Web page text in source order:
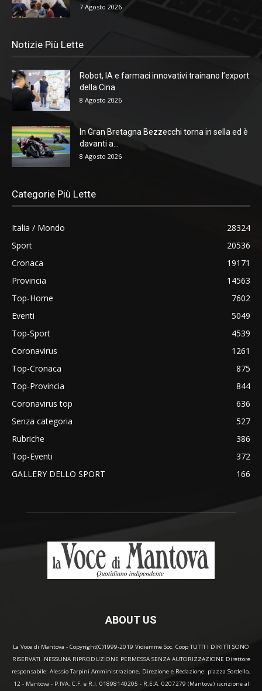
7 Agosto 2026
Notizie Più Lette
Robot, IA e farmaci innovativi trainano l’export
della Cina
8 Agosto 2026
In Gran Bretagna Bezzecchi torna in sella ed è
davanti a...
8 Agosto 2026
Categorie Più Lette
Italia / Mondo
28324
Sport
20536
Cronaca
19171
Provincia
14563
Top-Home
7602
Eventi
5049
Top-Sport
4539
Coronavirus
1261
Top-Cronaca
875
Top-Provincia
844
Coronavirus top
636
Senza categoria
527
Rubriche
386
Top-Eventi
372
GALLERY DELLO SPORT
166
ABOUT US
La Voce di Mantova - Copyright(C)1999-2019 Vidiemme Soc. Coop TUTTI I DIRITTI SONO
RISERVATI. NESSUNA RIPRODUZIONE PERMESSA SENZA AUTORIZZAZIONE Direttore
responsabile: Alessio Tarpini Amministrazione, Direzione e Redazione: piazza Sordello,
12 - Mantova - P.IVA, C.F. e R.I. 01898140205 - R.E.A. 0207279 (Mantova) iscrizione al